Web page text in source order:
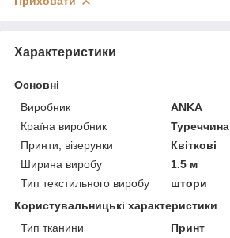
Характеристики
Основні
Виробник
ANKA
Країна виробник
Туреччина
Принти, візерунки
Квіткові
Ширина виробу
1.5 м
Тип текстильного виробу
штори
Користувальницькі характеристики
Тип тканини
Принт